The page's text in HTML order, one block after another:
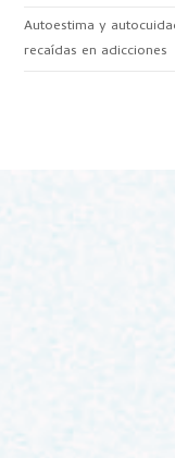
Autoestima y
recaídas en adicciones